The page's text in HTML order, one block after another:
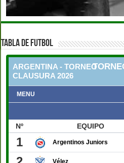
TABLA DE FUTBOL